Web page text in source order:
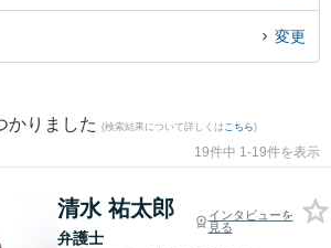
トラブル解決の実績豊富な近くの弁護士を検索した
詐欺を法律相談できる新潟県内の弁護士に相談予約
変更
かりました (検索結果について詳しくは こちら)
19件中 1-19件を表示
清水 祐太郎
弁護士
インタビューを
見る